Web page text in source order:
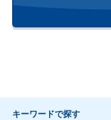
キーワードで探す